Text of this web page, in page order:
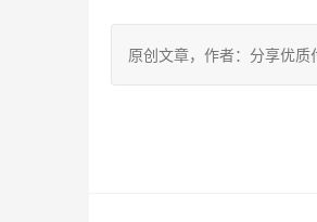
原创文章，作者：分享优